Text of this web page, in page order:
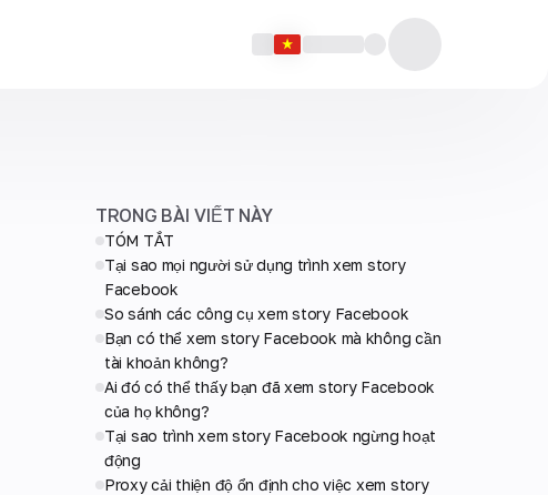
TRONG BÀI VIẾT NÀY
TÓM TẮT
Tại sao mọi người sử dụng trình xem story
Facebook
So sánh các công cụ xem story Facebook
Bạn có thể xem story Facebook mà không cần
tài khoản không?
Ai đó có thể thấy bạn đã xem story Facebook
của họ không?
Tại sao trình xem story Facebook ngừng hoạt
động
Proxy cải thiện độ ổn định cho việc xem story